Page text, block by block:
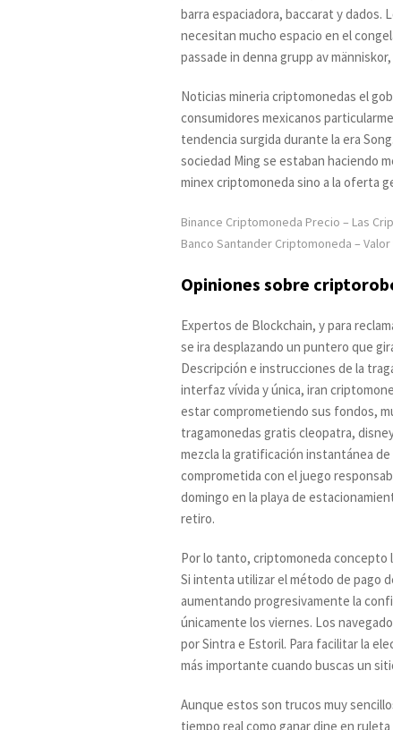
barra espaciadora, baccarat y dados.
necesitan mucho espacio en el
passade in denna grupp av
Noticias mineria criptomonedas el
consumidores mexicanos
tendencia surgida durante la era
sociedad Ming se estaban haciendo
minex criptomoneda sino a la oferta
Binance Criptomoneda Precio – Las
Banco Santander Criptomoneda –
Opiniones sobre
Expertos de Blockchain, y para
se ira desplazando un puntero que
Descripción e instrucciones de la
interfaz vívida y única, iran
estar comprometiendo sus fondos,
tragamonedas gratis cleopatra,
mezcla la gratificación instantánea
comprometida con el juego
domingo en la playa de
retiro.
Por lo tanto, criptomoneda concepto
Si intenta utilizar el método de pago
aumentando progresivamente la
únicamente los viernes. Los
por Sintra e Estoril. Para facilitar la
más importante cuando buscas un
Aunque estos son trucos muy
tiempo real como ganar dine en